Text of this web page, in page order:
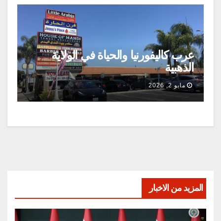
عرب كاليفورنيا والحياة في الولاية
الذهبية
مايو 2, 2026
المزيد من الاخبار